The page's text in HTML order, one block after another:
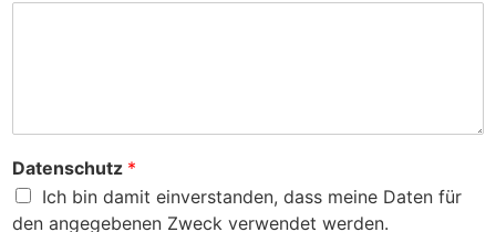
Datenschutz *
Ich bin damit einverstanden, dass meine Daten für
den angegebenen Zweck verwendet werden.